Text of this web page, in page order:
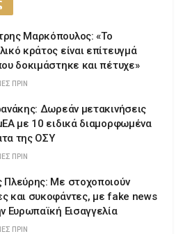
Μαρκόπουλος: «Το
κράτος είναι επίτευγμά
δοκιμάστηκε και πέτυχε»
ΠΡΙΝ
Δωρεάν μετακινήσεις
με 10 ειδικά διαμορφωμένα
της ΟΣΥ
ΠΡΙΝ
Πλεύρης: Με στοχοποιούν
και συκοφάντες, με fake news
Ευρωπαϊκή Εισαγγελία
ΠΡΙΝ